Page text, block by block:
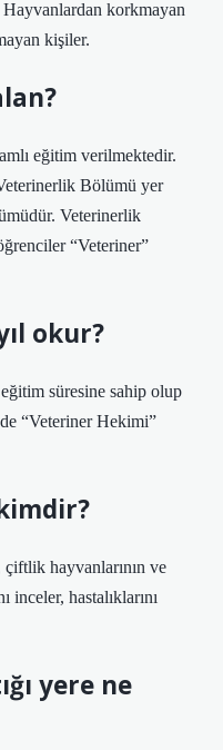
korkmayan
kişiler.
eğitim verilmektedir.
Bölümü yer
Veterinerlik
“Veteriner”
okur?
süresine sahip olup
“Veteriner Hekimi”
hayvanlarının ve
inceler, hastalıklarını
yere ne